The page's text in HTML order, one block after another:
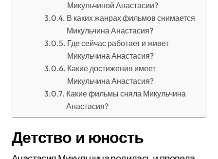
Микульчиной Анастасии?
В каких жанрах фильмов снимается
Микульчина Анастасия?
Где сейчас работает и живет
Микульчина Анастасия?
Какие достижения имеет
Микульчина Анастасия?
Какие фильмы сняла Микульчина
Анастасия?
Детство и юность